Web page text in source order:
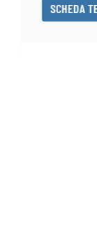
SCHEDA